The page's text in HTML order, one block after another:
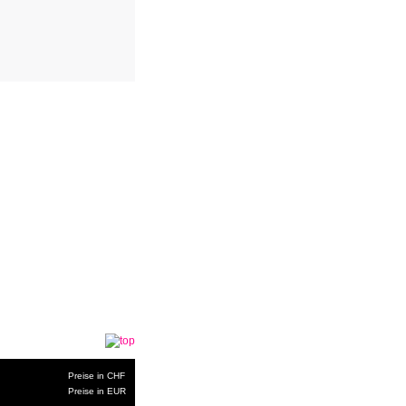
Preise in CHF
Preise in EUR